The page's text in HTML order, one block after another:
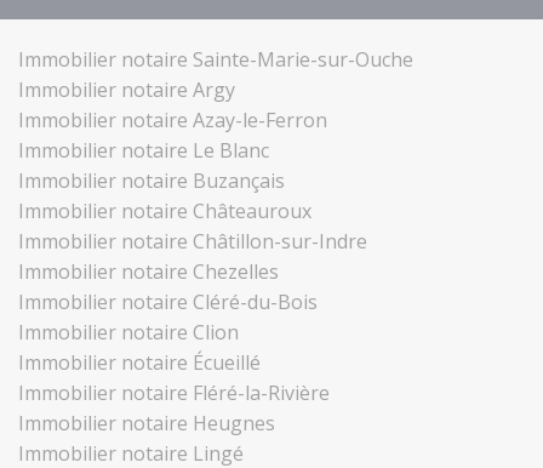
Immobilier notaire Sainte-Marie-sur-Ouche
Immobilier notaire Argy
Immobilier notaire Azay-le-Ferron
Immobilier notaire Le Blanc
Immobilier notaire Buzançais
Immobilier notaire Châteauroux
Immobilier notaire Châtillon-sur-Indre
Immobilier notaire Chezelles
Immobilier notaire Cléré-du-Bois
Immobilier notaire Clion
Immobilier notaire Écueillé
Immobilier notaire Fléré-la-Rivière
Immobilier notaire Heugnes
Immobilier notaire Lingé